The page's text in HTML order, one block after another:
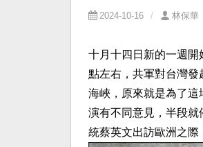
2024-10-16 林保華
十月十四日新的一週
點左右，共軍對台灣
海峽，原來就是為了
演有不同意見，半段
統蔡英文出訪歐洲之際